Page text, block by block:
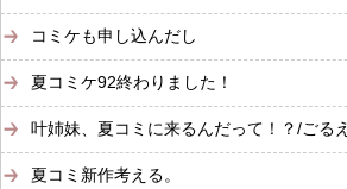
コミケも申し込んだし
夏コミケ92終わりました！
叶姉妹、夏コミに来るんだって！？/ごる
夏コミ新作考える。